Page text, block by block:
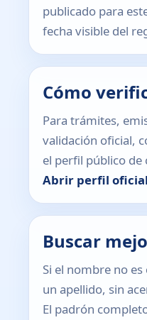
publicado para
fecha visible del
Cómo
Para trámites,
validación oficial,
el perfil público
Abrir perfil
Buscar
Si el nombre no
un apellido, sin
El padrón